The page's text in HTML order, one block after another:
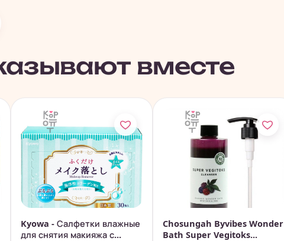
вместе
Kyowa - Салфетки влажные
для снятия макияжа с...
Chosungah Byvibes Wonder
Bath Super Vegitoks...